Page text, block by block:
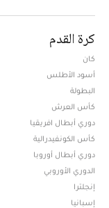
كرة القدم
كان
أسود الأطلس
البطولة
كأس العرش
دوري أبطال افريقيا
كأس الكونفيدرالية
دوري أبطال أوروبا
الدوري الأوروبي
إنجلترا
إسبانيا